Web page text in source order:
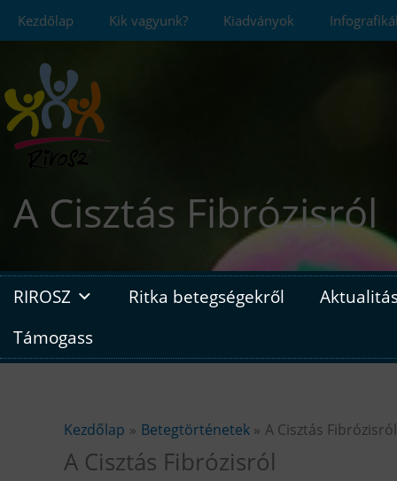
Kezdőlap Kik vagyunk? Kiadványok
A Cisztás Fibrózisról
RIROSZ Ritka betegségekről
Támogass
Kezdőlap Betegtörténetek A Cisztás Fibrózisról
A Cisztás Fibrózisról